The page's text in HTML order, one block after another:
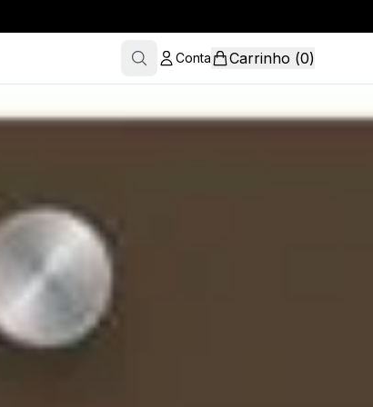
Conta Carrinho (0)